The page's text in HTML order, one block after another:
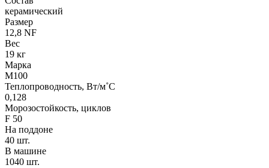
керамический
Размер
12,8 NF
Вес
19 кг
Марка
М100
Теплопроводность, Вт/м˚С
0,128
Морозостойкость, циклов
F 50
На поддоне
40 шт.
В машине
1040 шт.